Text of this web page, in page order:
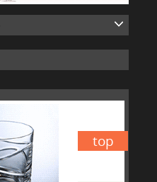
top